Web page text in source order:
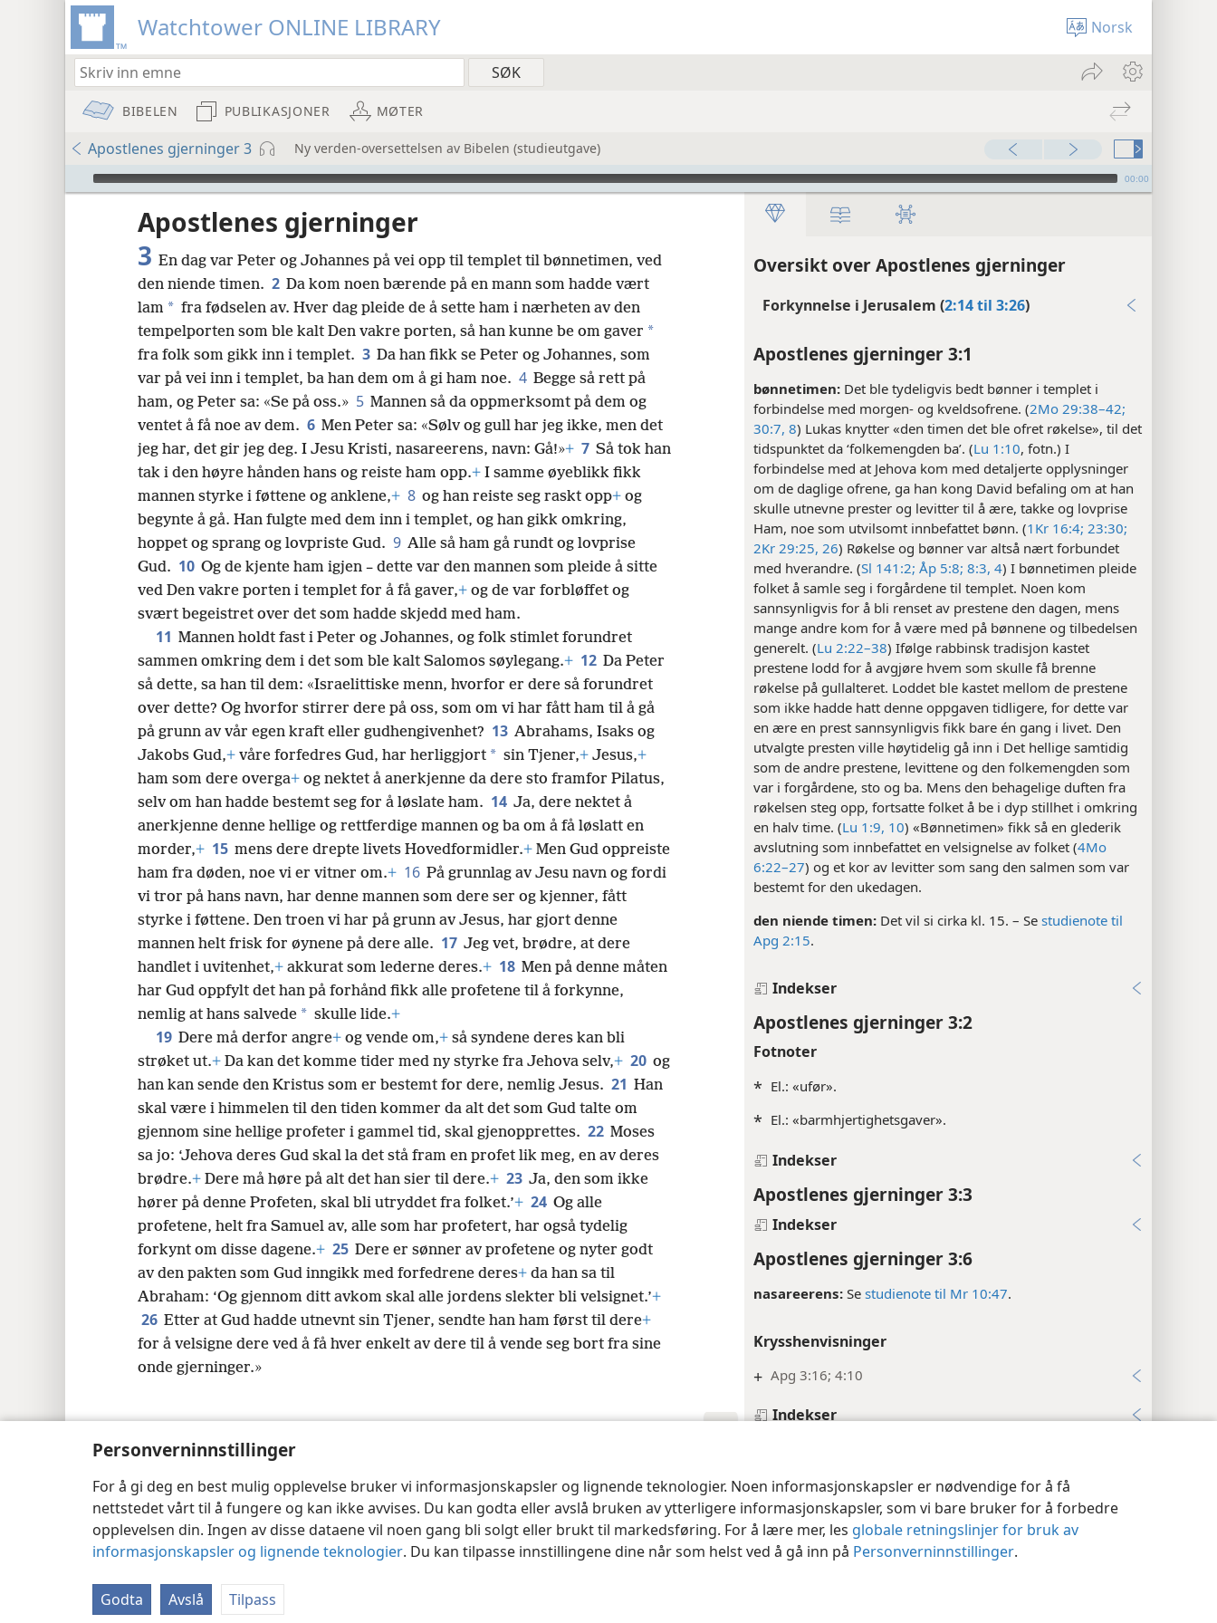
Personverninnstillinger
For å gi deg en best mulig opplevelse bruker vi informasjonskapsler og lignende teknologier. Noen informasjonskapsler er nødvendige for å få
nettstedet vårt til å fungere og kan ikke avvises. Du kan godta eller avslå bruken av ytterligere informasjonskapsler, som vi bare bruker for å forbedre
opplevelsen din. Ingen av disse dataene vil noen gang bli solgt eller brukt til markedsføring. For å lære mer, les globale retningslinjer for bruk av
informasjonskapsler og lignende teknologier. Du kan tilpasse innstillingene dine når som helst ved å gå inn på Personverninnstillinger.
Godta Avslå Tilpass
Watchtower ONLINE LIBRARY Norsk
BIBELEN PUBLIKASJONER MØTER
Apostlenes gjerninger 3 Ny verden-oversettelsen av Bibelen (studieutgave)
Audio Player 00:00
Oversikt over Apostlenes gjerninger
Forkynnelse i Jerusalem (2:14 til 3:26)
Apostlenes gjerninger 3:1
bønnetimen: Det ble tydeligvis bedt bønner i templet i
forbindelse med morgen- og kveldsofrene. (2Mo 29:38–42;
30:7, 8) Lukas knytter «den timen det ble ofret røkelse», til det
tidspunktet da ‘folkemengden ba’. (Lu 1:10, fotn.) I
forbindelse med at Jehova kom med detaljerte opplysninger
om de daglige ofrene, ga han kong David befaling om at han
skulle utnevne prester og levitter til å ære, takke og lovprise
Ham, noe som utvilsomt innbefattet bønn. (1Kr 16:4; 23:30;
2Kr 29:25, 26) Røkelse og bønner var altså nært forbundet
med hverandre. (Sl 141:2; Åp 5:8; 8:3, 4) I bønnetimen pleide
folket å samle seg i forgårdene til templet. Noen kom
sannsynligvis for å bli renset av prestene den dagen, mens
mange andre kom for å være med på bønnene og tilbedelsen
generelt. (Lu 2:22–38) Ifølge rabbinsk tradisjon kastet
prestene lodd for å avgjøre hvem som skulle få brenne
røkelse på gullalteret. Loddet ble kastet mellom de prestene
som ikke hadde hatt denne oppgaven tidligere, for dette var
en ære en prest sannsynligvis fikk bare én gang i livet. Den
utvalgte presten ville høytidelig gå inn i Det hellige samtidig
som de andre prestene, levittene og den folkemengden som
var i forgårdene, sto og ba. Mens den behagelige duften fra
røkelsen steg opp, fortsatte folket å be i dyp stillhet i omkring
en halv time. (Lu 1:9, 10) «Bønnetimen» fikk så en glederik
avslutning som innbefattet en velsignelse av folket (4Mo
6:22–27) og et kor av levitter som sang den salmen som var
bestemt for den ukedagen.
den niende timen: Det vil si cirka kl. 15. – Se studienote til
Apg 2:15.
Indekser
Apostlenes gjerninger 3:2
Fotnoter
* El.: «ufør».
* El.: «barmhjertighetsgaver».
Indekser
Apostlenes gjerninger 3:3
Indekser
Apostlenes gjerninger 3:6
nasareerens: Se studienote til Mr 10:47.
Krysshenvisninger
+ Apg 3:16; 4:10
Indekser
Krysshenvisninger
+ Mt 8:14, 15; 9:24, 25
+ Joh 5:8, 9; Apg 9:34; 14:8–10
Apostlenes gjerninger
3 En dag var Peter og Johannes på vei opp til templet til bønnetimen, ved
den niende timen. 2 Da kom noen bærende på en mann som hadde vært
lam * fra fødselen av. Hver dag pleide de å sette ham i nærheten av den
tempelporten som ble kalt Den vakre porten, så han kunne be om gaver *
fra folk som gikk inn i templet. 3 Da han fikk se Peter og Johannes, som
var på vei inn i templet, ba han dem om å gi ham noe. 4 Begge så rett på
ham, og Peter sa: «Se på oss.» 5 Mannen så da oppmerksomt på dem og
ventet å få noe av dem. 6 Men Peter sa: «Sølv og gull har jeg ikke, men det
jeg har, det gir jeg deg. I Jesu Kristi, nasareerens, navn: Gå!»+ 7 Så tok han
tak i den høyre hånden hans og reiste ham opp.+ I samme øyeblikk fikk
mannen styrke i føttene og anklene,+ 8 og han reiste seg raskt opp+ og
begynte å gå. Han fulgte med dem inn i templet, og han gikk omkring,
hoppet og sprang og lovpriste Gud. 9 Alle så ham gå rundt og lovprise
Gud. 10 Og de kjente ham igjen – dette var den mannen som pleide å sitte
ved Den vakre porten i templet for å få gaver,+ og de var forbløffet og
svært begeistret over det som hadde skjedd med ham.
11 Mannen holdt fast i Peter og Johannes, og folk stimlet forundret
sammen omkring dem i det som ble kalt Salomos søylegang.+ 12 Da Peter
så dette, sa han til dem: «Israelittiske menn, hvorfor er dere så forundret
over dette? Og hvorfor stirrer dere på oss, som om vi har fått ham til å gå
på grunn av vår egen kraft eller gudhengivenhet? 13 Abrahams, Isaks og
Jakobs Gud,+ våre forfedres Gud, har herliggjort * sin Tjener,+ Jesus,+
ham som dere overga+ og nektet å anerkjenne da dere sto framfor Pilatus,
selv om han hadde bestemt seg for å løslate ham. 14 Ja, dere nektet å
anerkjenne denne hellige og rettferdige mannen og ba om å få løslatt en
morder,+ 15 mens dere drepte livets Hovedformidler.+ Men Gud oppreiste
ham fra døden, noe vi er vitner om.+ 16 På grunnlag av Jesu navn og fordi
vi tror på hans navn, har denne mannen som dere ser og kjenner, fått
styrke i føttene. Den troen vi har på grunn av Jesus, har gjort denne
mannen helt frisk for øynene på dere alle. 17 Jeg vet, brødre, at dere
handlet i uvitenhet,+ akkurat som lederne deres.+ 18 Men på denne måten
har Gud oppfylt det han på forhånd fikk alle profetene til å forkynne,
nemlig at hans salvede * skulle lide.+
19 Dere må derfor angre+ og vende om,+ så syndene deres kan bli
strøket ut.+ Da kan det komme tider med ny styrke fra Jehova selv,+ 20 og
han kan sende den Kristus som er bestemt for dere, nemlig Jesus. 21 Han
skal være i himmelen til den tiden kommer da alt det som Gud talte om
gjennom sine hellige profeter i gammel tid, skal gjenopprettes. 22 Moses
sa jo: ‘Jehova deres Gud skal la det stå fram en profet lik meg, en av deres
brødre.+ Dere må høre på alt det han sier til dere.+ 23 Ja, den som ikke
hører på denne Profeten, skal bli utryddet fra folket.’+ 24 Og alle
profetene, helt fra Samuel av, alle som har profetert, har også tydelig
forkynt om disse dagene.+ 25 Dere er sønner av profetene og nyter godt
av den pakten som Gud inngikk med forfedrene deres+ da han sa til
Abraham: ‘Og gjennom ditt avkom skal alle jordens slekter bli velsignet.’+
26 Etter at Gud hadde utnevnt sin Tjener, sendte han ham først til dere+
for å velsigne dere ved å få hver enkelt av dere til å vende seg bort fra sine
onde gjerninger.»
© 2026 Watch Tower Bible and Tract Society of Pennsylvania